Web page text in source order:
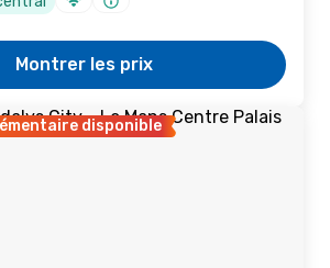
Montrer les prix
disponible